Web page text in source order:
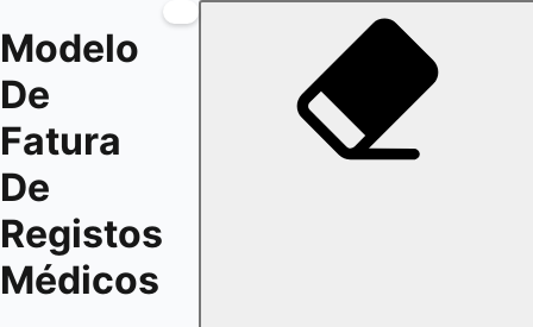
Modelo
De
Fatura
De
Registos
Médicos